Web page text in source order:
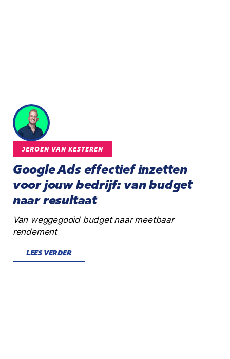
JEROEN VAN KESTEREN
Google Ads effectief inzetten
voor jouw bedrijf: van budget
naar resultaat
Van weggegooid budget naar meetbaar
rendement
LEES VERDER